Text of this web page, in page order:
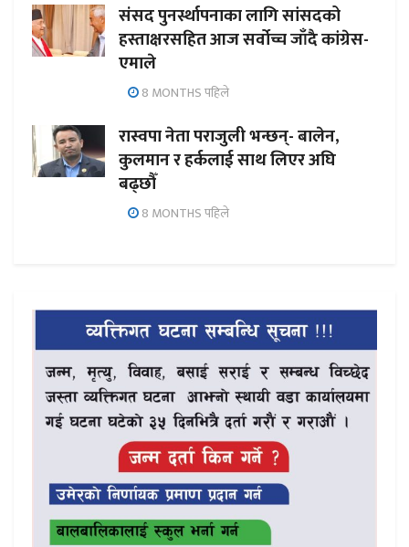
संसद पुनर्स्थापनाका लागि सांसदको
हस्ताक्षरसहित आज सर्वोच्च जाँदै कांग्रेस-
एमाले
8 MONTHS पहिले
रास्वपा नेता पराजुली भन्छन्- बालेन,
कुलमान र हर्कलाई साथ लिएर अघि
बढ्छौँ
8 MONTHS पहिले